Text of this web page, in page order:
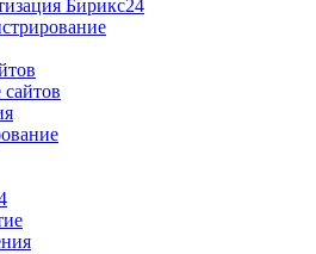
Бирикс24